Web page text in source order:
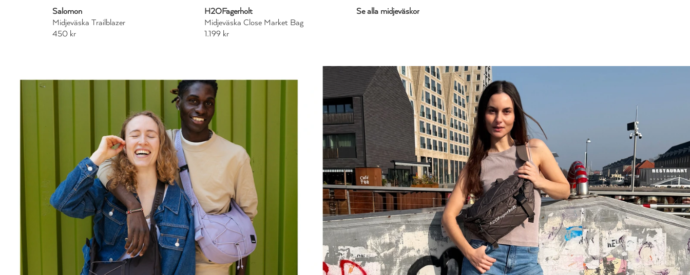
Se alla midjeväskor
Salomon
Midjeväska Trailblazer
450 kr
H2OFagerholt
Midjeväska Close Market Bag
1.199 kr